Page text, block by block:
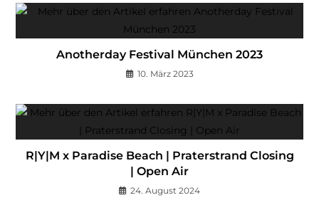
Anotherday Festival München 2023
10. März 2023
R|Y|M x Paradise Beach | Praterstrand Closing
| Open Air
24. August 2024